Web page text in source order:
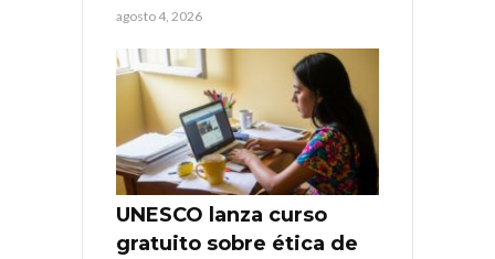
agosto 4, 2026
UNESCO lanza curso
gratuito sobre ética de